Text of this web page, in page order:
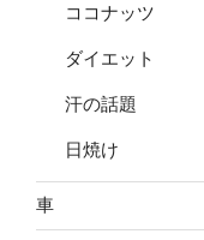
ココナッツ
ダイエット
汗の話題
日焼け
車